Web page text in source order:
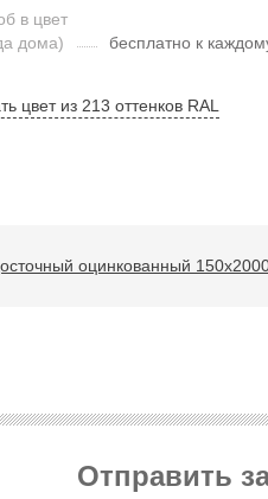
в цвет
дома)
бесплатно к
цвет из 213 оттенков RAL
оцинкованный
Отправить